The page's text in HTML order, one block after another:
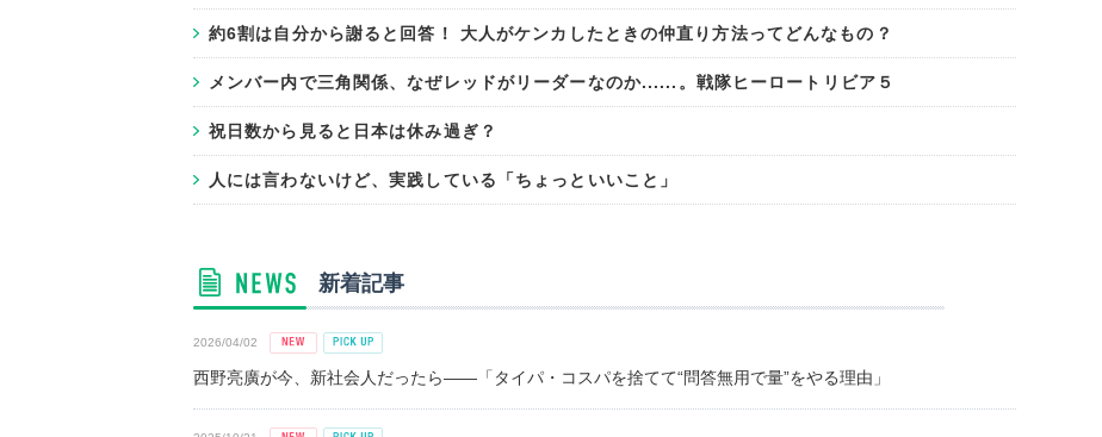
約6割は自分から謝ると回答！ 大人がケンカしたときの仲直り方法ってどんなもの？
メンバー内で三角関係、なぜレッドがリーダーなのか......。戦隊ヒーロートリビア５
祝日数から見ると日本は休み過ぎ？
人には言わないけど、実践している「ちょっといいこと」
新着記事
2026/04/02
西野亮廣が今、新社会人だったら――「タイパ・コスパを捨てて“問答無用で量”をやる理由」